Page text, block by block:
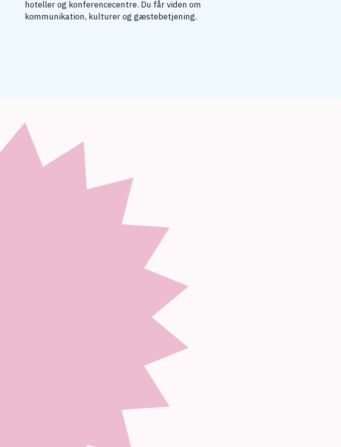
hoteller og konferencecentre. Du får viden om
kommunikation, kulturer og gæstebetjening.